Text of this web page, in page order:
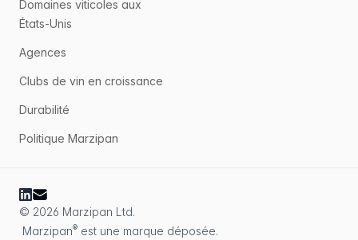
Domaines viticoles aux
États-Unis
Agences
Clubs de vin en croissance
Durabilité
Politique Marzipan
© 2026 Marzipan Ltd.
Marzipan® est une marque déposée.